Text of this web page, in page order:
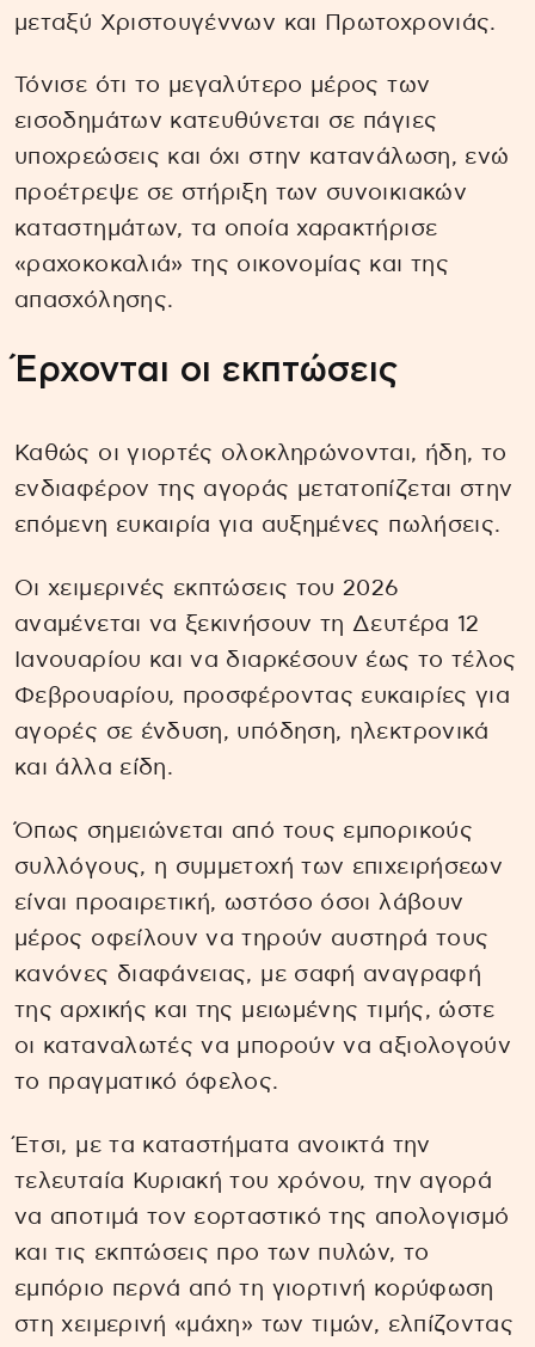
μεταξύ Χριστουγέννων και Πρωτοχρονιάς.
Τόνισε ότι το μεγαλύτερο μέρος των
εισοδημάτων κατευθύνεται σε πάγιες
υποχρεώσεις και όχι στην κατανάλωση, ενώ
προέτρεψε σε στήριξη των συνοικιακών
καταστημάτων, τα οποία χαρακτήρισε
«ραχοκοκαλιά» της οικονομίας και της
απασχόλησης.
Έρχονται οι εκπτώσεις
Καθώς οι γιορτές ολοκληρώνονται, ήδη, το
ενδιαφέρον της αγοράς μετατοπίζεται στην
επόμενη ευκαιρία για αυξημένες πωλήσεις.
Οι χειμερινές εκπτώσεις του 2026
αναμένεται να ξεκινήσουν τη Δευτέρα 12
Ιανουαρίου και να διαρκέσουν έως το τέλος
Φεβρουαρίου, προσφέροντας ευκαιρίες για
αγορές σε ένδυση, υπόδηση, ηλεκτρονικά
και άλλα είδη.
Όπως σημειώνεται από τους εμπορικούς
συλλόγους, η συμμετοχή των επιχειρήσεων
είναι προαιρετική, ωστόσο όσοι λάβουν
μέρος οφείλουν να τηρούν αυστηρά τους
κανόνες διαφάνειας, με σαφή αναγραφή
της αρχικής και της μειωμένης τιμής, ώστε
οι καταναλωτές να μπορούν να αξιολογούν
το πραγματικό όφελος.
Έτσι, με τα καταστήματα ανοικτά την
τελευταία Κυριακή του χρόνου, την αγορά
να αποτιμά τον εορταστικό της απολογισμό
και τις εκπτώσεις προ των πυλών, το
εμπόριο περνά από τη γιορτινή κορύφωση
στη χειμερινή «μάχη» των τιμών, ελπίζοντας